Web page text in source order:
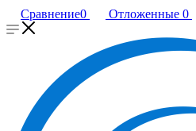
Сравнение0 Отложенные 0